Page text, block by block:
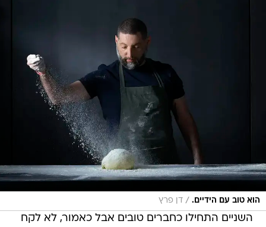
הוא טוב עם הידיים. / דן פרץ
השניים התחילו כחברים טובים אבל כאמור, לא לקח